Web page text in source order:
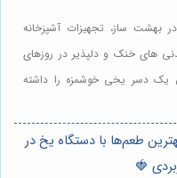
ساز، تجهیزات آشپزخانه
های خنک و دلپذیر در روزهای
یک دسر یخی خوشمزه را داشته
طعم‌ها با دستگاه یخ در
🍓